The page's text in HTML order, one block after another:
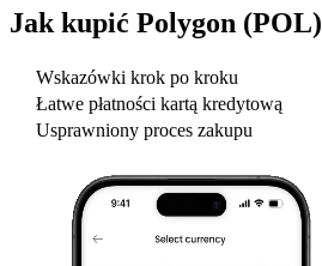
Jak kupić Polygon (POL)
Wskazówki krok po kroku
Łatwe płatności kartą kredytową
Usprawniony proces zakupu